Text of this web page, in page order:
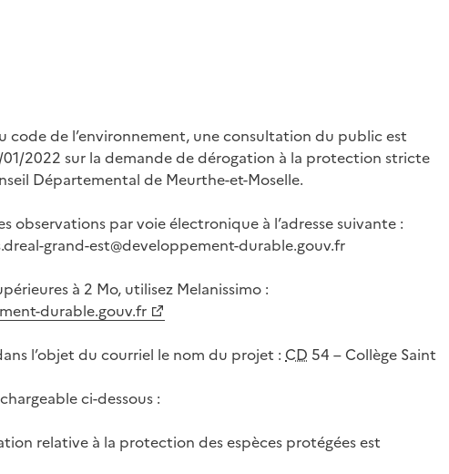
code de l’environnement, une consultation du public est
2022 sur la demande de dérogation à la protection stricte
Départemental de Meurthe-et-Moselle.
observations par voie électronique à l’adresse suivante :
grand-est@developpement-durable.gouv.fr
à 2 Mo, utilisez Melanissimo :
durable.gouv.fr
l’objet du courriel le nom du projet : CD 54 – Collège Saint
ci-dessous :
relative à la protection des espèces protégées est